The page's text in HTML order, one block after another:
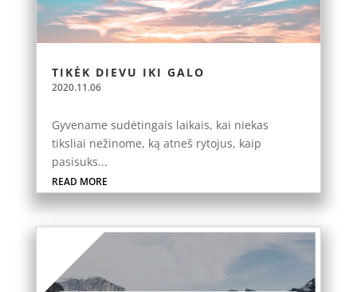
TIKĖK DIEVU IKI GALO
2020.11.06
Gyvename sudėtingais laikais, kai niekas
tiksliai nežinome, ką atneš rytojus, kaip
pasisuks...
READ MORE